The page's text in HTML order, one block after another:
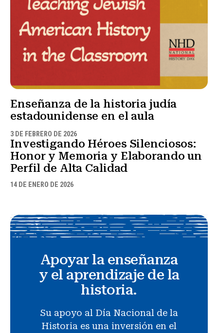
Enseñanza de la historia judía
estadounidense en el aula
3 DE FEBRERO DE 2026
Investigando Héroes Silenciosos:
Honor y Memoria y Elaborando un
Perfil de Alta Calidad
14 DE ENERO DE 2026
Apoyar la enseñanza
y el aprendizaje de la
historia.
Su apoyo al Día Nacional de la
Historia es una inversión en el